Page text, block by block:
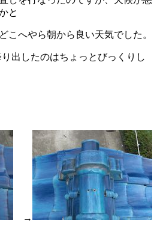
と
こへやら朝から良い天気でした。
出したのはちょっとびっくりし
→